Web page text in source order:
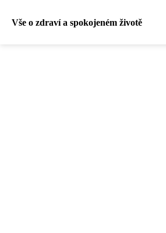
Vše o zdraví a spokojeném životě